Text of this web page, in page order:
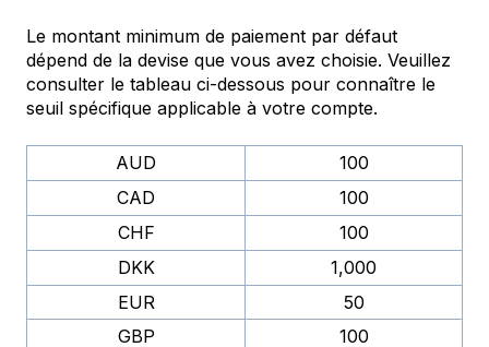
Le montant minimum de paiement par défaut
dépend de la devise que vous avez choisie. Veuillez
consulter le tableau ci-dessous pour connaître le
seuil spécifique applicable à votre compte.
AUD
100
CAD
100
CHF
100
DKK
1,000
EUR
50
GBP
100